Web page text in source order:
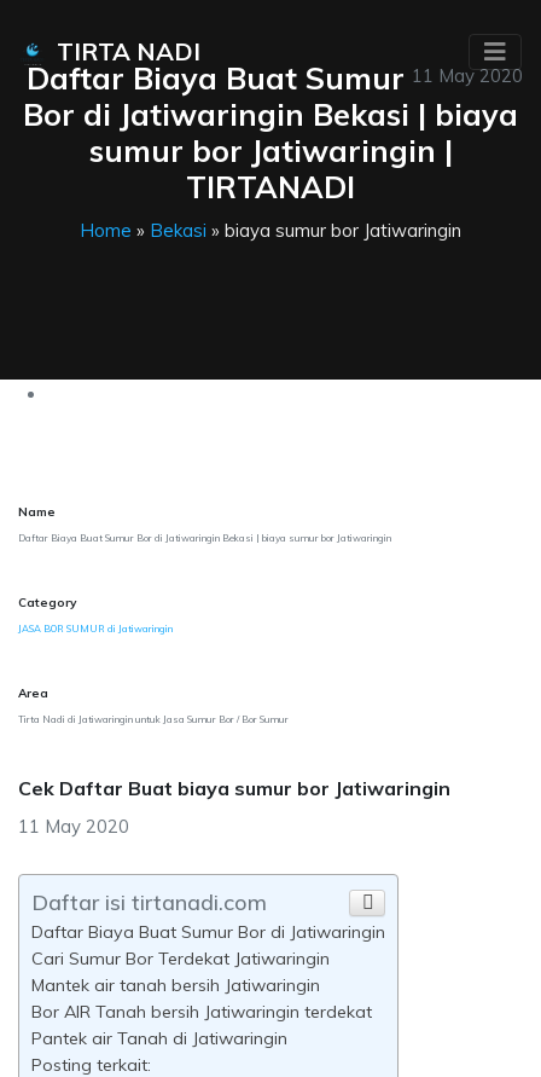
TIRTA NADI
11 May 2020
Daftar Biaya Buat Sumur
Bor di Jatiwaringin Bekasi | biaya
sumur bor Jatiwaringin |
TIRTANADI
Home » Bekasi » biaya sumur bor Jatiwaringin
Name
Daftar Biaya Buat Sumur Bor di Jatiwaringin Bekasi | biaya sumur bor Jatiwaringin
Category
JASA BOR SUMUR di Jatiwaringin
Area
Tirta Nadi di Jatiwaringin untuk Jasa Sumur Bor / Bor Sumur
Cek Daftar Buat biaya sumur bor Jatiwaringin
11 May 2020
Daftar isi tirtanadi.com
Daftar Biaya Buat Sumur Bor di Jatiwaringin
Cari Sumur Bor Terdekat Jatiwaringin
Mantek air tanah bersih Jatiwaringin
Bor AIR Tanah bersih Jatiwaringin terdekat
Pantek air Tanah di Jatiwaringin
Posting terkait: